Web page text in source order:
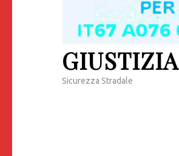
Sicurezza Stradale